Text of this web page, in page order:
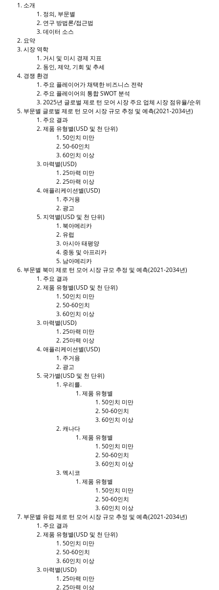
소개
정의, 부문별
연구 방법론/접근법
데이터 소스
요약
시장 역학
거시 및 미시 경제 지표
동인, 제약, 기회 및 추세
경쟁 환경
주요 플레이어가 채택한 비즈니스 전략
주요 플레이어의 통합 SWOT 분석
2025년 글로벌 제로 턴 모어 시장 주요 업체 시장 점유율/순위
부문별 글로벌 제로 턴 모어 시장 규모 추정 및 예측(2021-2034년)
주요 결과
제품 유형별(USD 및 천 단위)
50인치 미만
50-60인치
60인치 이상
마력별(USD)
25마력 미만
25마력 이상
애플리케이션별(USD)
주거용
광고
지역별(USD 및 천 단위)
북아메리카
유럽
아시아 태평양
중동 및 아프리카
남아메리카
부문별 북미 제로 턴 모어 시장 규모 추정 및 예측(2021-2034년)
주요 결과
제품 유형별(USD 및 천 단위)
50인치 미만
50-60인치
60인치 이상
마력별(USD)
25마력 미만
25마력 이상
애플리케이션별(USD)
주거용
광고
국가별(USD 및 천 단위)
우리를.
제품 유형별
50인치 미만
50-60인치
60인치 이상
캐나다
제품 유형별
50인치 미만
50-60인치
60인치 이상
멕시코
제품 유형별
50인치 미만
50-60인치
60인치 이상
부문별 유럽 제로 턴 모어 시장 규모 추정 및 예측(2021-2034년)
주요 결과
제품 유형별(USD 및 천 단위)
50인치 미만
50-60인치
60인치 이상
마력별(USD)
25마력 미만
25마력 이상